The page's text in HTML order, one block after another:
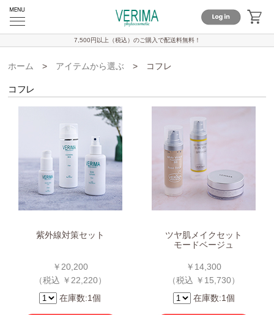
7,500円以上（税込）のご購入で配送料無料！
ホーム > アイテムから選ぶ > コフレ
コフレ
紫外線対策セット
￥20,200
（税込 ￥22,220）
在庫数:1個
ツヤ肌メイクセット
モードベージュ
￥14,300
（税込 ￥15,730）
在庫数:1個